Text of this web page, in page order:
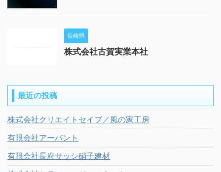
長崎県
株式会社古賀実業本社
最近の投稿
株式会社クリエイトセイブ／風の家工房
有限会社アーバント
有限会社長府サッシ硝子建材